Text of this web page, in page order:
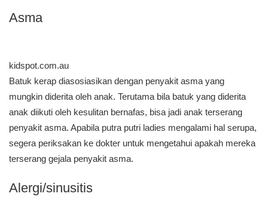
Asma
kidspot.com.au
Batuk kerap diasosiasikan dengan penyakit asma yang
mungkin diderita oleh anak. Terutama bila batuk yang diderita
anak diikuti oleh kesulitan bernafas, bisa jadi anak terserang
penyakit asma. Apabila putra putri ladies mengalami hal serupa,
segera periksakan ke dokter untuk mengetahui apakah mereka
terserang gejala penyakit asma.
Alergi/sinusitis